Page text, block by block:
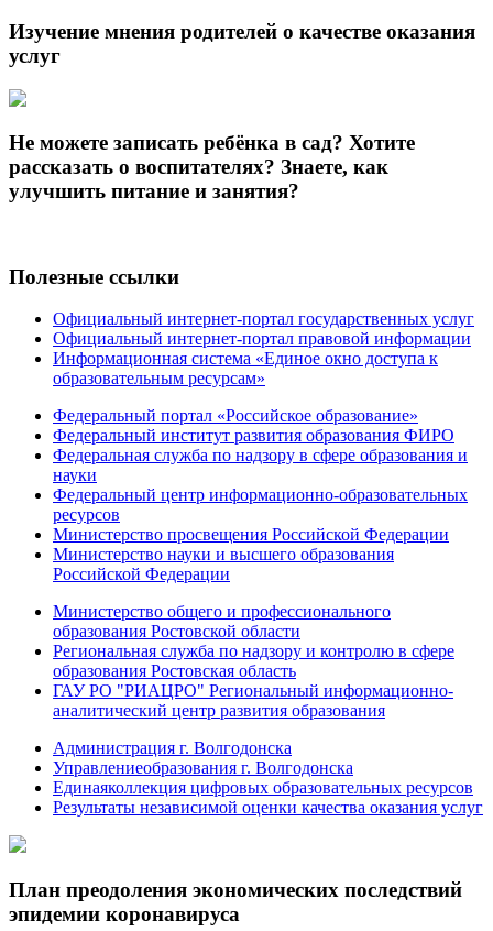
Изучение мнения родителей о качестве оказания
услуг
Не можете записать ребёнка в сад? Хотите
рассказать о воспитателях? Знаете, как
улучшить питание и занятия?
Полезные ссылки
Официальный интернет-портал государственных услуг
Официальный интернет-портал правовой информации
Информационная система «Единое окно доступа к
образовательным ресурсам»
Федеральный портал «Российское образование»
Федеральный институт развития образования ФИРО
Федеральная служба по надзору в сфере образования и
науки
Федеральный центр информационно-образовательных
ресурсов
Министерство просвещения Российской Федерации
Министерство науки и высшего образования
Российской Федерации
Министерство общего и профессионального
образования Ростовской области
Региональная служба по надзору и контролю в сфере
образования Ростовская область
ГАУ РО "РИАЦРО" Региональный информационно-
аналитический центр развития образования
Администрация г. Волгодонска
Управлениеобразования г. Волгодонска
Единаяколлекция цифровых образовательных ресурсов
Результаты независимой оценки качества оказания услуг
План преодоления экономических последствий
эпидемии коронавируса